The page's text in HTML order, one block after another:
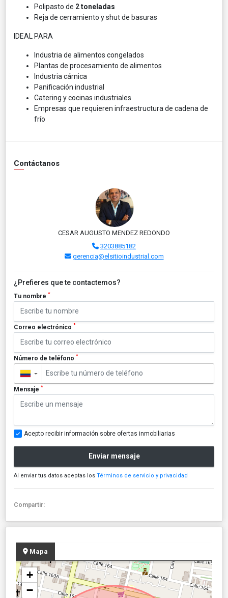
Polipasto de 2 toneladas
Reja de cerramiento y shut de basuras
IDEAL PARA
Industria de alimentos congelados
Plantas de procesamiento de alimentos
Industria cárnica
Panificación industrial
Catering y cocinas industriales
Empresas que requieren infraestructura de cadena de
frío
Contáctanos
CESAR AUGUSTO MENDEZ REDONDO
3203885182
gerencia@elsitioindustrial.com
¿Prefieres que te contactemos?
Tu nombre *
Correo electrónico *
Número de teléfono *
▼
Mensaje *
Acepto recibir información sobre ofertas inmobiliarias
Enviar mensaje
Al enviar tus datos aceptas los Términos de servicio y privacidad
Compartir:
Mapa
+
−